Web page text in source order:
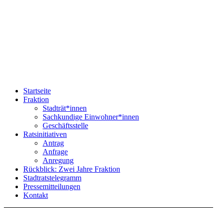
Startseite
Fraktion
Stadträt*innen
Sachkundige Einwohner*innen
Geschäftsstelle
Ratsinitiativen
Antrag
Anfrage
Anregung
Rückblick: Zwei Jahre Fraktion
Stadtratstelegramm
Pressemitteilungen
Kontakt